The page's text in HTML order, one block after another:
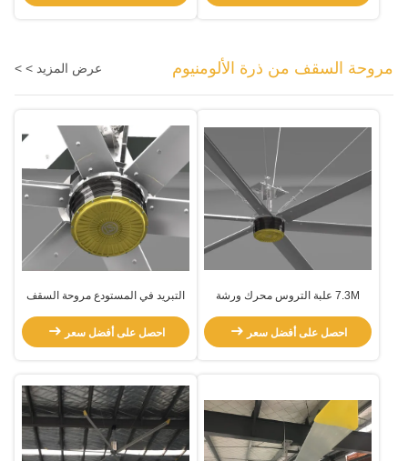
مروحة السقف من ذرة الألومنيوم عرض المزيد > >
7.3M علبة التروس محرك ورشة
احصل على أفضل سعر
التبريد في المستودع مروحة السقف
احصل على أفضل سعر